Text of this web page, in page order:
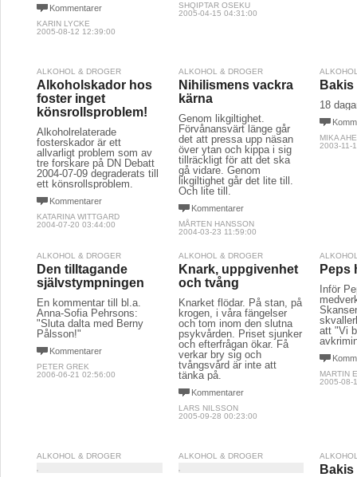
Kommentarer
KARIN LYCKE
2005-08-12 12:39:00
SHQIPTAR OSEKU
2005-04-15 04:31:00
ALKOHOL & DROGER
Alkoholskador hos
foster inget
könsrollsproblem!
Alkoholrelaterade
fosterskador är ett
allvarligt problem som av
tre forskare på DN Debatt
2004-07-09 degraderats till
ett könsrollsproblem.
Kommentarer
KATARINA WITTGARD
2004-07-20 03:44:00
ALKOHOL & DROGER
Nihilismens vackra
kärna
Genom likgiltighet.
Förvånansvärt länge går
det att pressa upp näsan
över ytan och kippa i sig
tillräckligt för att det ska
gå vidare. Genom
likgiltighet går det lite till.
Och lite till.
Kommentarer
MÅRTEN HANSSON
2004-03-23 11:59:00
Bakis
18
MIKA
2003-11-
ALKOHOL & DROGER
Den tilltagande
självstympningen
En kommentar till bl.a.
Anna-Sofia Pehrsons:
"Sluta dalta med Berny
Pålsson!"
Kommentarer
PETER GREK
2006-06-21 02:56:00
ALKOHOL & DROGER
Knark, uppgivenhet
och tvång
Knarket flödar. På stan, på
krogen, i våra fängelser
och tom inom den slutna
psykvården. Priset sjunker
och efterfrågan ökar. Få
verkar bry sig och
tvångsvård är inte att
tänka på.
Kommentarer
LARS NILSSON
2005-09-28 00:23:00
Peps
Inför
att "Vi
MARTIN
2005-08-
ALKOHOL & DROGER ALKOHOL & DROGER
Bakis